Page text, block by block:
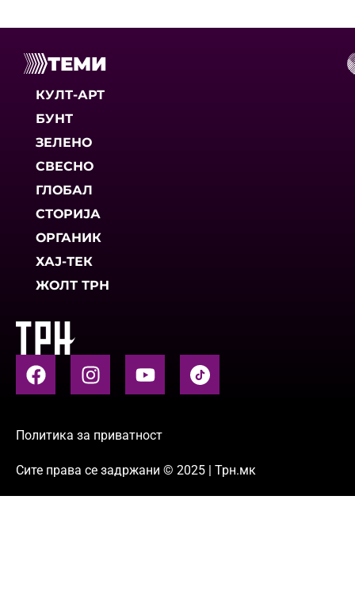
ТЕМИ
КУЛТ-АРТ
БУНТ
ЗЕЛЕНО
СВЕСНО
ГЛОБАЛ
СТОРИЈА
ОРГАНИК
ХАЈ-ТЕК
ЖОЛТ ТРН
Политика за приватност
Сите права се задржани © 2025 | Трн.мк